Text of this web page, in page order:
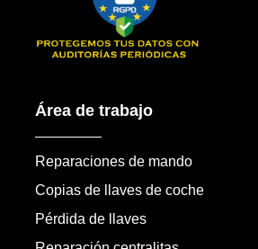
Área de trabajo
Reparaciones de mando
Copias de llaves de coche
Pérdida de llaves